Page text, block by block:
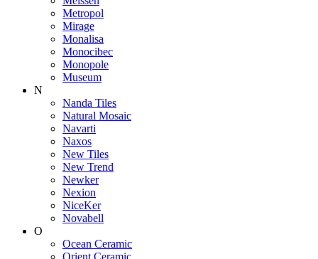
Metropol
Mirage
Monalisa
Monocibec
Monopole
Museum
N
Nanda Tiles
Natural Mosaic
Navarti
Naxos
New Tiles
New Trend
Newker
Nexion
NiceKer
Novabell
O
Ocean Ceramic
Orient Ceramic